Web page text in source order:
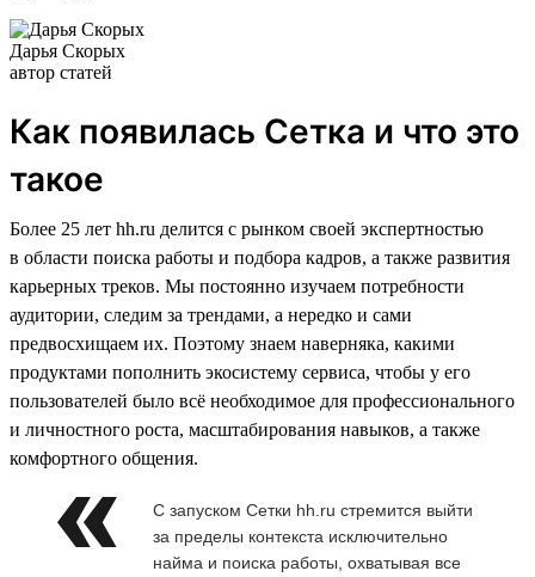
Дарья Скорых
автор статей
Как появилась Сетка и что это
такое
Более 25 лет hh.ru делится с рынком своей экспертностью
в области поиска работы и подбора кадров, а также развития
карьерных треков. Мы постоянно изучаем потребности
аудитории, следим за трендами, а нередко и сами
предвосхищаем их. Поэтому знаем наверняка, какими
продуктами пополнить экосистему сервиса, чтобы у его
пользователей было всё необходимое для профессионального
и личностного роста, масштабирования навыков, а также
комфортного общения.
С запуском Сетки hh.ru стремится выйти
за пределы контекста исключительно
найма и поиска работы, охватывая все